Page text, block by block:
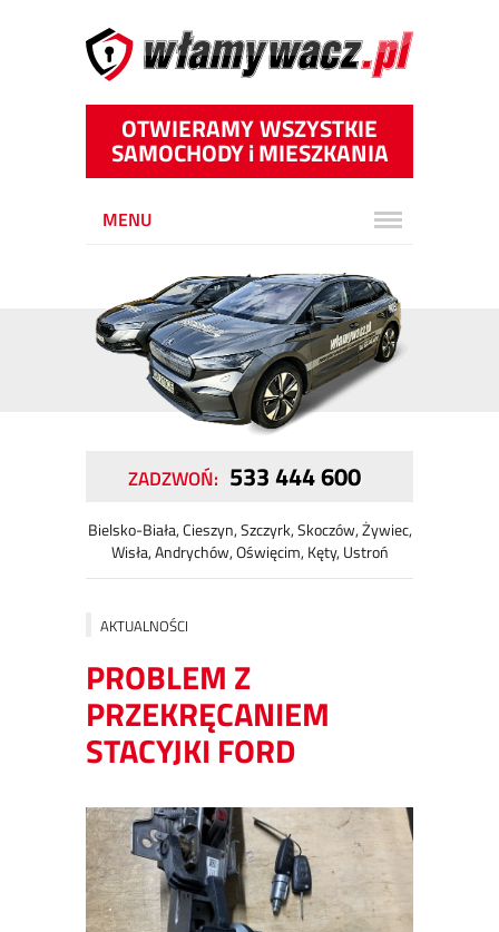
OTWIERAMY WSZYSTKIE
SAMOCHODYiMIESZKANIA
MENU
533 444 600
Bielsko-Biała, Cieszyn, Szczyrk, Skoczów, Żywiec,
Wisła, Andrychów, Oświęcim, Kęty, Ustroń
AKTUALNOŚCI
PROBLEM Z
PRZEKRĘCANIEM
STACYJKI FORD